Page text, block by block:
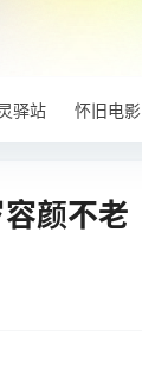
驿站 怀旧电影
颜不老